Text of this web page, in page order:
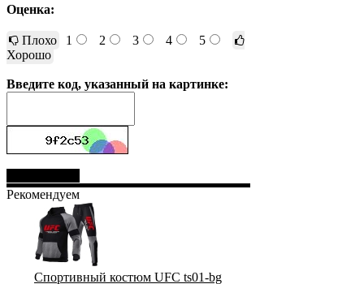
Оценка:
Плохо 1 2 3 4
5
Хорошо
Введите код, указанный на картинке:
Рекомендуем
Спортивный костюм UFC ts01-bg